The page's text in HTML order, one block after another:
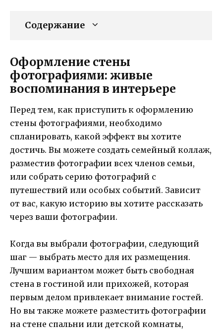
Содержание
Оформление стены
фотографиями: живые
воспоминания в интерьере
Перед тем, как приступить к оформлению
стены фотографиями, необходимо
спланировать, какой эффект вы хотите
достичь. Вы можете создать семейный коллаж,
разместив фотографии всех членов семьи,
или собрать серию фотографий с
путешествий или особых событий. Зависит
от вас, какую историю вы хотите рассказать
через ваши фотографии.
Когда вы выбрали фотографии, следующий
шаг — выбрать место для их размещения.
Лучшим вариантом может быть свободная
стена в гостиной или прихожей, которая
первым делом привлекает внимание гостей.
Но вы также можете разместить фотографии
на стене спальни или детской комнаты,